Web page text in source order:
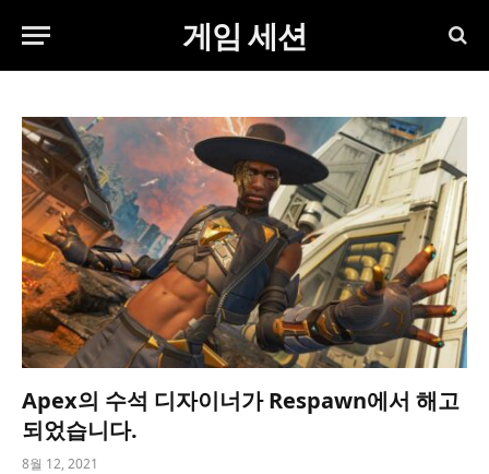
게임 세션
Apex의 수석 디자이너가 Respawn에서 해고
되었습니다.
8월 12, 2021